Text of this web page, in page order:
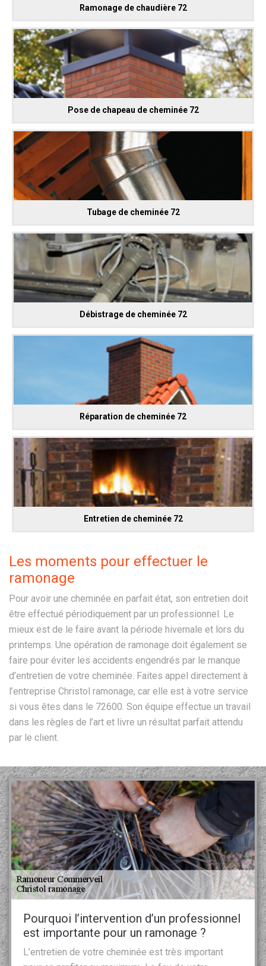
Ramonage de chaudière 72
Pose de chapeau de cheminée 72
Tubage de cheminée 72
Débistrage de cheminée 72
Réparation de cheminée 72
Entretien de cheminée 72
Les moments pour effectuer le
ramonage
Pour avoir une cheminée en parfait état, son entretien doit
être effectué périodiquement par un professionnel. Le
mieux est de le faire avant la période hivernale et lors du
printemps. Une opération de ramonage doit également se
faire pour éviter les accidents engendrés par le manque
d’entretien de votre cheminée. Faites appel directement à
l’entreprise Christol ramonage, car elle est à votre service
si vous êtes dans le 72600. Son équipe effectue un travail
dans les règles de l’art et livre un résultat parfait attendu
par le client.
Pourquoi l’intervention d’un professionnel
est importante pour un ramonage ?
L’entretien de votre cheminée est très important